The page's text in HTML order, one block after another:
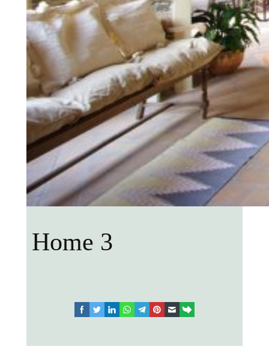
Home 3
facebooktwitterlinkedinwhatsapptelegram
pinterest email link